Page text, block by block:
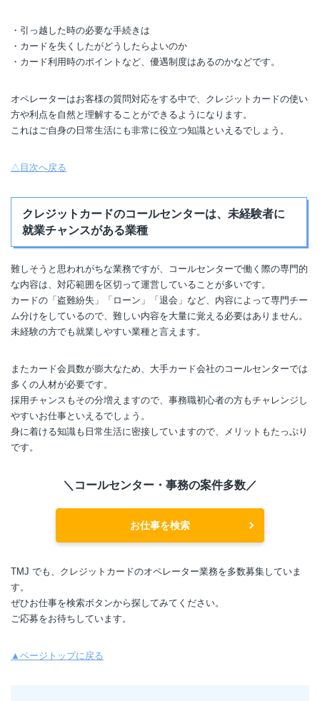
・引っ越した時の必要な手続きは
・カードを失くしたがどうしたらよいのか
・カード利用時のポイントなど、優遇制度はあるのかなどです。
オペレーターはお客様の質問対応をする中で、クレジットカードの使い
方や利点を自然と理解することができるようになります。
これはご自身の日常生活にも非常に役立つ知識といえるでしょう。
△目次へ戻る
クレジットカードのコールセンターは、未経験者に
就業チャンスがある業種
難しそうと思われがちな業務ですが、コールセンターで働く際の専門的
な内容は、対応範囲を区切って運営していることが多いです。
カードの「盗難紛失」「ローン」「退会」など、内容によって専門チー
ム分けをしているので、難しい内容を大量に覚える必要はありません。
未経験の方でも就業しやすい業種と言えます。
またカード会員数が膨大なため、大手カード会社のコールセンターでは
多くの人材が必要です。
採用チャンスもその分増えますので、事務職初心者の方もチャレンジし
やすいお仕事といえるでしょう。
身に着ける知識も日常生活に密接していますので、メリットもたっぷり
です。
＼コールセンター・事務の案件多数／
お仕事を検索
TMJ でも、クレジットカードのオペレーター業務を多数募集していま
す。
ぜひお仕事を検索ボタンから探してみてください。
ご応募をお待ちしています。
▲ページトップに戻る